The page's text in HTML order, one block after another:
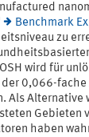
Benchmark
zu
wird für
0,066-
Als Alternative
Gebieten
haben